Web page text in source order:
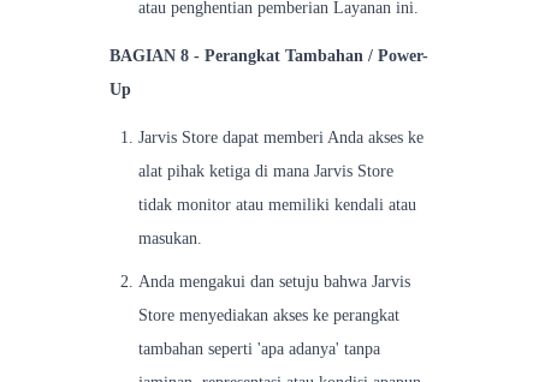
atau penghentian pemberian Layanan ini.
BAGIAN 8 - Perangkat Tambahan / Power-
Up
Jarvis Store dapat memberi Anda akses ke
alat pihak ketiga di mana Jarvis Store
tidak monitor atau memiliki kendali atau
masukan.
Anda mengakui dan setuju bahwa Jarvis
Store menyediakan akses ke perangkat
tambahan seperti 'apa adanya' tanpa